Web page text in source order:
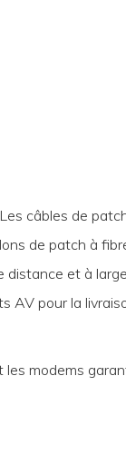
câbles de
de patch à
et à
pour la
modems